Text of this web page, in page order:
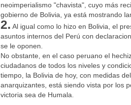
neoimperialismo "chavista", cuyo más
gobierno de Bolivia, ya está mostrando
2. Al igual como lo hizo en Bolivia, el
asuntos internos del Perú con
se le oponen.
No obstante, en el caso peruano el
ciudadanos de todos los niveles y
tiempo, la Bolivia de hoy, con medidas
anarquizantes, está siendo vista por los
victoria sea de Humala.